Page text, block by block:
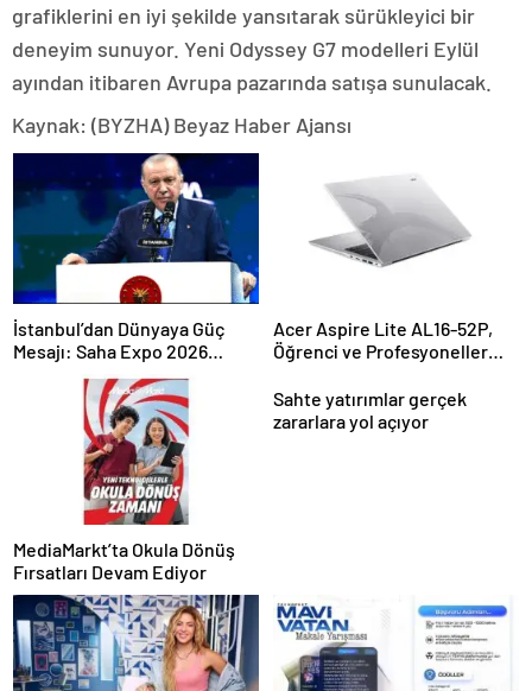
grafiklerini en iyi şekilde yansıtarak sürükleyici bir
deneyim sunuyor. Yeni Odyssey G7 modelleri Eylül
ayından itibaren Avrupa pazarında satışa sunulacak.
Kaynak: (BYZHA) Beyaz Haber Ajansı
İstanbul’dan Dünyaya Güç
Mesajı: Saha Expo 2026
Rekorlarla Kapılarını Kapattı
Acer Aspire Lite AL16-52P,
Öğrenci ve Profesyoneller
MediaMarkt’ta Okula Dönüş
Fırsatları Devam Ediyor
Sahte yatırımlar gerçek
zararlara yol açıyor